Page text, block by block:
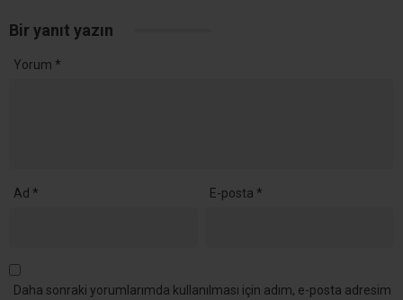
Bir yanıt yazın
Yorum *
Ad * E-posta *
Daha sonraki yorumlarımda kullanılması için adım, e-posta adresim